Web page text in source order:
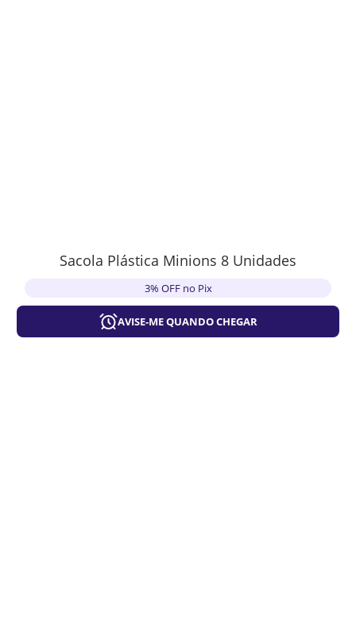
Sacola Plástica Minions 8 Unidades
3% OFF no Pix
AVISE-ME QUANDO CHEGAR